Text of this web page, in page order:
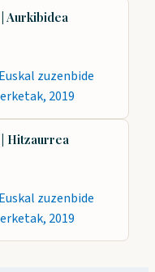
Aurkibidea
zuzenbide
2019
Hitzaurrea
zuzenbide
2019